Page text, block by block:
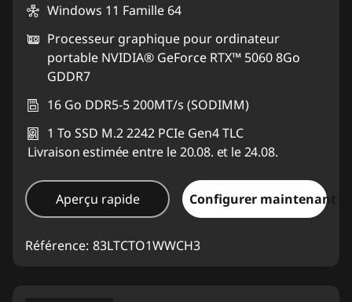
Windows 11 Famille 64
Processeur graphique pour ordinateur
portable NVIDIA® GeForce RTX™ 5060 8Go
GDDR7
16 Go DDR5-5 200MT/s (SODIMM)
1 To SSD M.2 2242 PCIe Gen4 TLC
Livraison estimée entre le 20.08. et le 24.08.
Aperçu rapide Configurer maintenant
Référence: 83LTCTO1WWCH3